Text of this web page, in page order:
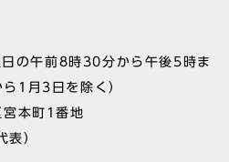
の午前8時30分から午後5時ま
1月3日を除く）
本町1番地
表）